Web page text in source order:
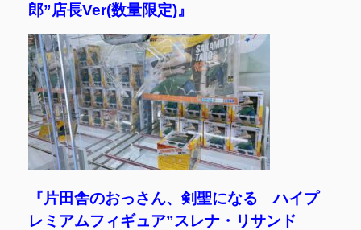
郎”店長Ver(数量限定)』
『片田舎のおっさん、剣聖になる ハイプ
レミアムフィギュア”スレナ・リサンド